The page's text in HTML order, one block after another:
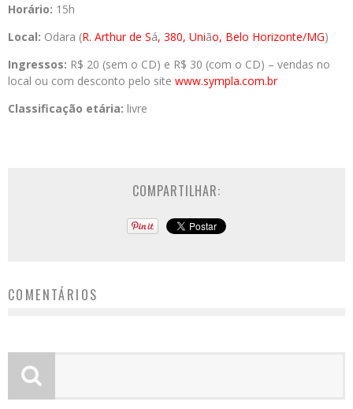
Horário: 15h
Local: Odara (R. Arthur de Sá, 380, União, Belo Horizonte/MG)
Ingressos: R$ 20 (sem o CD) e R$ 30 (com o CD) – vendas no
local ou com desconto pelo site www.sympla.com.br
Classificação etária: livre
COMPARTILHAR:
COMENTÁRIOS